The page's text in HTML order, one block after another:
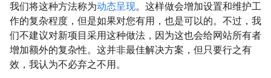
我们将这种方法称为动态呈现。这样做会增加设置和维护工
作的复杂程度，但是如果对您有用，也是可以的。不过，我
们不建议对新项目采用这种做法，因为这也会给网站所有者
增加额外的复杂性。这并非最佳解决方案，但只要行之有
效，我认为不必弃之不用。